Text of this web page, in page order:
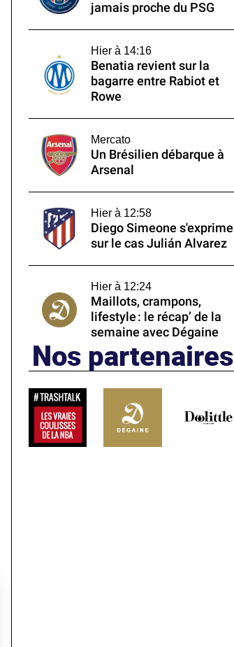
jamais proche du PSG
Hier à 14:16
Benatia revient sur la
bagarre entre Rabiot et
Rowe
Mercato
Un Brésilien débarque à
Arsenal
Hier à 12:58
Diego Simeone s'exprime
sur le cas Julián Alvarez
Hier à 12:24
Maillots, crampons,
lifestyle : le récap’ de la
semaine avec Dégaine
Nos partenaires